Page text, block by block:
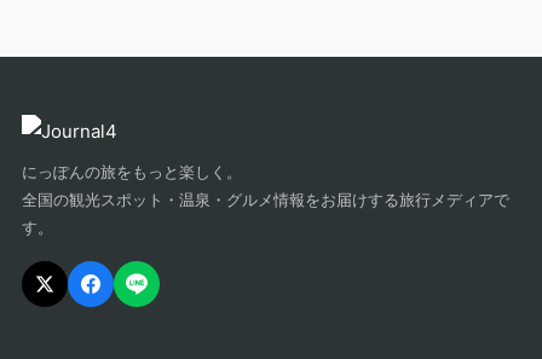
にっぽんの旅をもっと楽しく。
全国の観光スポット・温泉・グルメ情報をお届けする旅行メディアで
す。